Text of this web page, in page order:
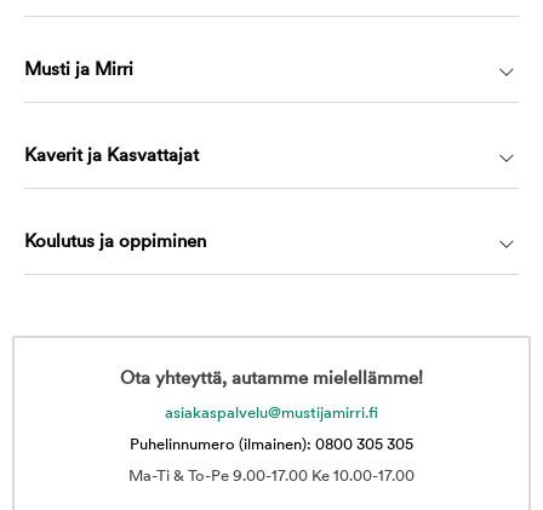
Musti ja Mirri
Kaverit ja Kasvattajat
Koulutus ja oppiminen
Ota yhteyttä, autamme mielellämme!
asiakaspalvelu@mustijamirri.fi
Puhelinnumero (ilmainen): 0800 305 305
Ma-Ti & To-Pe 9.00-17.00 Ke 10.00-17.00